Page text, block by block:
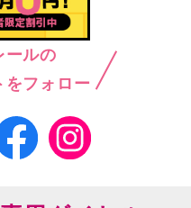
ールの
をフォロー